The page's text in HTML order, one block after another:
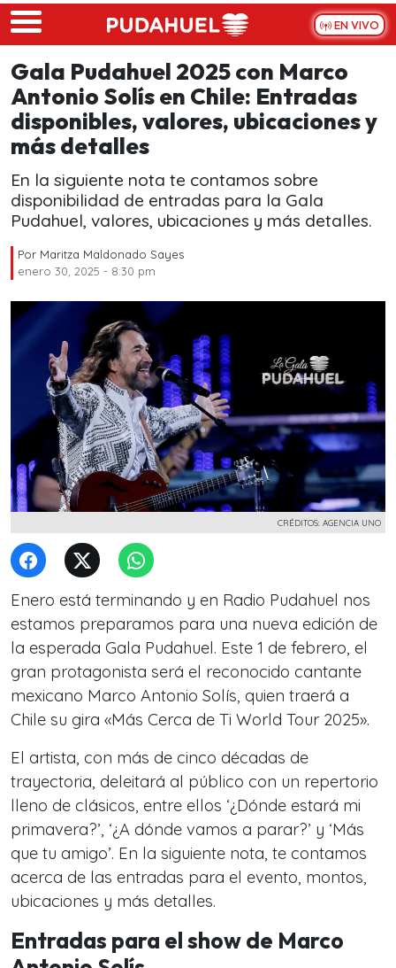
Skip to main content
EN VIVO
Gala Pudahuel 2025 con Marco
Antonio Solís en Chile: Entradas
disponibles, valores, ubicaciones y
más detalles
En la siguiente nota te contamos sobre
disponibilidad de entradas para la Gala
Pudahuel, valores, ubicaciones y más detalles.
Por Maritza Maldonado Sayes
enero 30, 2025 - 8:30 pm
CRÉDITOS: AGENCIA UNO
Enero está terminando y en Radio Pudahuel nos
estamos preparamos para una nueva edición de
la esperada Gala Pudahuel. Este 1 de febrero, el
gran protagonista será el reconocido cantante
mexicano Marco Antonio Solís, quien traerá a
Chile su gira «Más Cerca de Ti World Tour 2025».
El artista, con más de cinco décadas de
trayectoria, deleitará al público con un repertorio
lleno de clásicos, entre ellos ‘¿Dónde estará mi
primavera?’, ‘¿A dónde vamos a parar?’ y ‘Más
que tu amigo’. En la siguiente nota, te contamos
acerca de las entradas para el evento, montos,
ubicaciones y más detalles.
Entradas para el show de Marco